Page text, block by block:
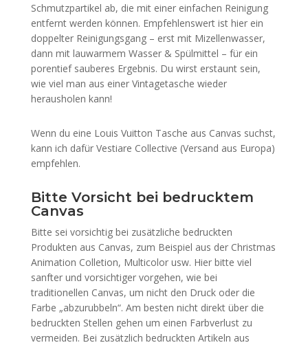
Schmutzpartikel ab, die mit einer einfachen Reinigung
entfernt werden können. Empfehlenswert ist hier ein
doppelter Reinigungsgang – erst mit Mizellenwasser,
dann mit lauwarmem Wasser & Spülmittel – für ein
porentief sauberes Ergebnis. Du wirst erstaunt sein,
wie viel man aus einer Vintagetasche wieder
herausholen kann!
Wenn du eine Louis Vuitton Tasche aus Canvas suchst,
kann ich dafür Vestiare Collective (Versand aus Europa)
empfehlen.
Bitte Vorsicht bei bedrucktem
Canvas
Bitte sei vorsichtig bei zusätzliche bedruckten
Produkten aus Canvas, zum Beispiel aus der Christmas
Animation Colletion, Multicolor usw. Hier bitte viel
sanfter und vorsichtiger vorgehen, wie bei
traditionellen Canvas, um nicht den Druck oder die
Farbe „abzurubbeln“. Am besten nicht direkt über die
bedruckten Stellen gehen um einen Farbverlust zu
vermeiden. Bei zusätzlich bedruckten Artikeln aus